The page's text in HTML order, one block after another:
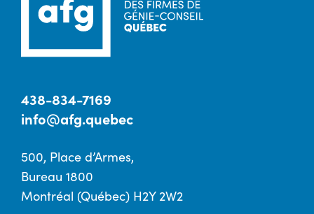
438-834-7169
info@afg.quebec
500, Place d’Armes,
Bureau 1800
Montréal (Québec) H2Y 2W2